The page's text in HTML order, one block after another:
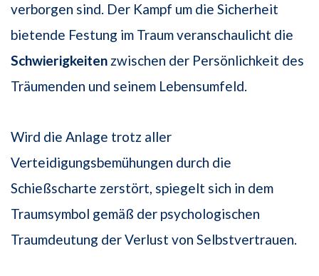
verborgen sind. Der Kampf um die Sicherheit
bietende Festung im Traum veranschaulicht die
Schwierigkeiten zwischen der Persönlichkeit des
Träumenden und seinem Lebensumfeld.
Wird die Anlage trotz aller
Verteidigungsbemühungen durch die
Schießscharte zerstört, spiegelt sich in dem
Traumsymbol gemäß der psychologischen
Traumdeutung der Verlust von Selbstvertrauen.